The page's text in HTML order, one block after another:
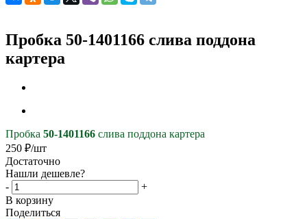
Пробка 50-1401166 слива поддона
картера
Пробка 50-1401166 слива поддона картера
250 ₽/шт
Достаточно
Нашли дешевле?
-
+
В корзину
Поделиться